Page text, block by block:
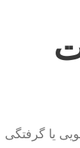
یا گرفتگی